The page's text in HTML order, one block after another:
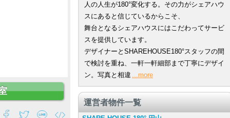
人の人生が180°変化する。その力がシェアハウ
スにあると信じているからこそ、
舞台となるシェアハウスにはこだわってサービ
スを提供しています。
デザイナーとSHAREHOUSE180°スタッフの間
で検討を重ね、一軒一軒細部まで丁寧にデザイ
ン。写真と相違 ...more
運営者物件一覧